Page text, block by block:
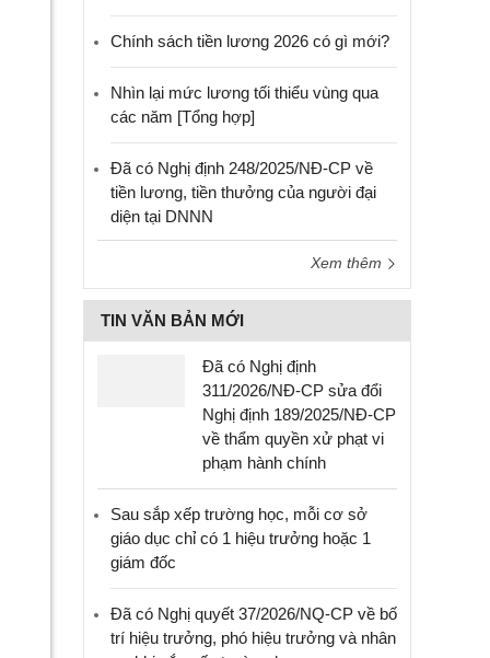
Chính sách tiền lương 2026 có gì mới?
Nhìn lại mức lương tối thiểu vùng qua
các năm [Tổng hợp]
Đã có Nghị định 248/2025/NĐ-CP về
tiền lương, tiền thưởng của người đại
diện tại DNNN
Xem thêm
TIN VĂN BẢN MỚI
Đã có Nghị định
311/2026/NĐ-CP sửa đổi
Nghị định 189/2025/NĐ-CP
về thẩm quyền xử phạt vi
phạm hành chính
Sau sắp xếp trường học, mỗi cơ sở
giáo dục chỉ có 1 hiệu trưởng hoặc 1
giám đốc
Đã có Nghị quyết 37/2026/NQ-CP về bố
trí hiệu trưởng, phó hiệu trưởng và nhân